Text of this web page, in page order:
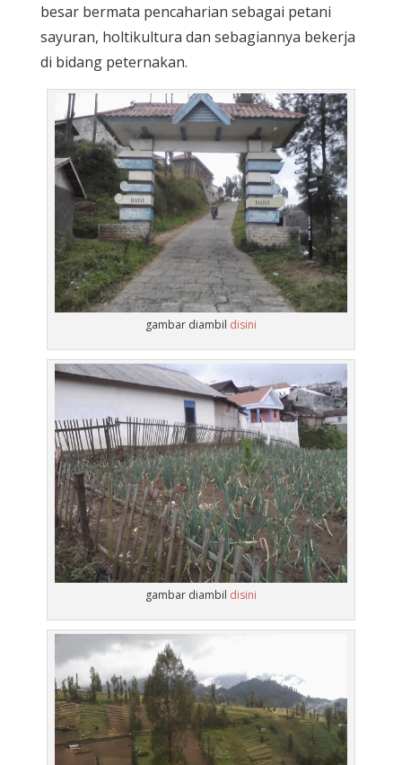
besar bermata pencaharian sebagai petani
sayuran, holtikultura dan sebagiannya bekerja
di bidang peternakan.
gambar diambil disini
gambar diambil disini